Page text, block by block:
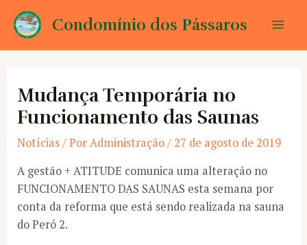
para
Condomínio dos Pássaros
Mudança Temporária no
Funcionamento das Saunas
Notícias/ PorAdministração/ 27 de agosto de 2019
A gestão + ATITUDE comunica uma alteração no
FUNCIONAMENTO DAS SAUNAS esta semana por
conta da reforma que está sendo realizada na sauna
do Peró 2.